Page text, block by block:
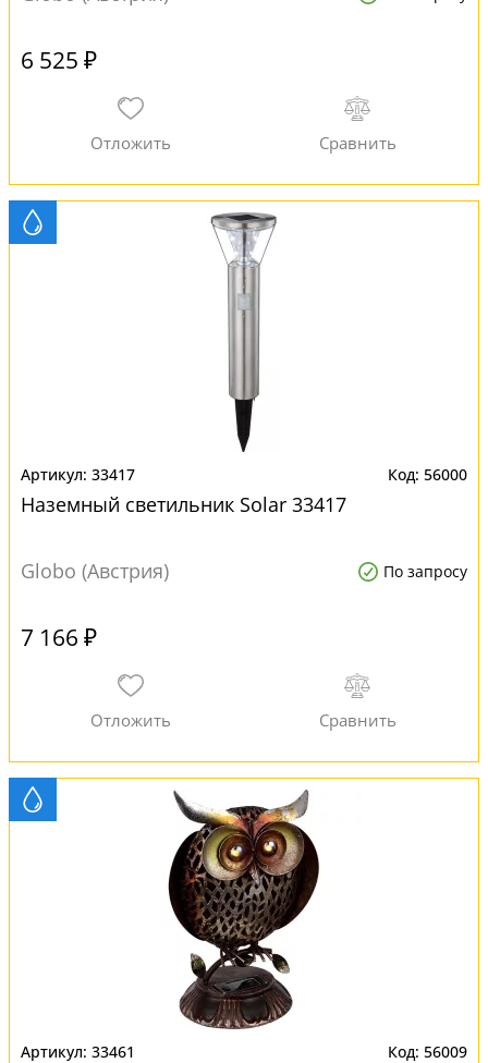
6 525 ₽
33417 56000
Наземный светильник Solar 33417
Globo (Австрия) По запросу
7 166 ₽
33461 56009